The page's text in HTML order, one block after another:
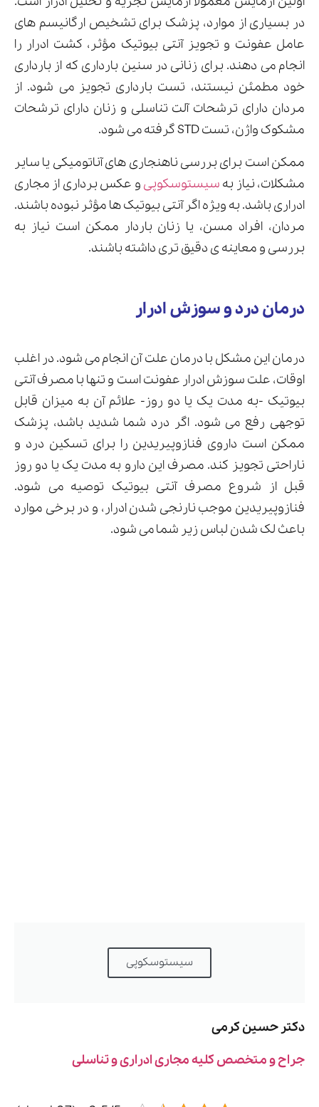
در بسیاری از موارد، پزشک برای تشخیص ارگانیسم های
عامل عفونت و تجویز آنتی بیوتیک مؤثر، کشت ادرار را
انجام می دهند. برای زنانی در سنین بارداری که از بارداری
خود مطمئن نیستند، تست بارداری تجویز می شود. از
مردان دارای ترشحات آلت تناسلی و زنان دارای ترشحات
مشکوک واژن، تست STD گرفته می شود.
ممکن است برای بررسی ناهنجاری های آناتومیکی یا سایر
مشکلات، نیاز به سیستوسکوپی و عکس برداری از مجاری
ادراری باشد. به ویژه اگر آنتی بیوتیک ها مؤثر نبوده باشند.
مردان، افراد مسن، یا زنان باردار ممکن است نیاز به
بررسی و معاینه ی دقیق تری داشته باشند.
درمان درد و سوزش ادرار
درمان این مشکل با درمان علت آن انجام می شود. در اغلب
اوقات، علت سوزش ادرار عفونت است و تنها با مصرف آنتی
بیوتیک -به مدت یک یا دو روز- علائم آن به میزان قابل
توجهی رفع می شود. اگر درد شما شدید باشد، پزشک
ممکن است داروی فنازوپیریدین را برای تسکین درد و
ناراحتی تجویز کند. مصرف این دارو به مدت یک یا دو روز
قبل از شروع مصرف آنتی بیوتیک توصیه می شود.
فنازوپیریدین موجب نارنجی شدن ادرار، و در برخی موارد
باعث لک شدن لباس زیر شما می شود.
سیستوسکوپی
دکتر حسین کرمی
جراح و متخصص کلیه مجاری ادراری و تناسلی